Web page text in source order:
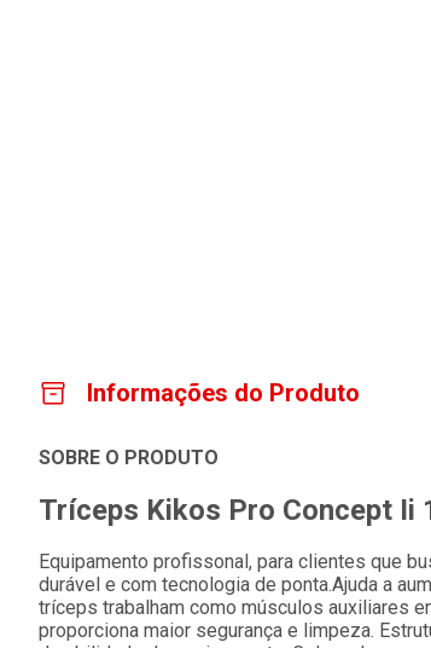
Informações do Produto
SOBRE O PRODUTO
Tríceps Kikos Pro Concept Ii
Equipamento profissonal, para clientes que
durável e com tecnologia de ponta.Ajuda a
tríceps trabalham como músculos auxiliares
proporciona maior segurança e limpeza.